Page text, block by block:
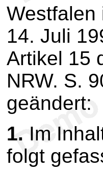
Westfalen
14. Juli
Artikel 15
NRW. S.
geändert:
1. Im
folgt